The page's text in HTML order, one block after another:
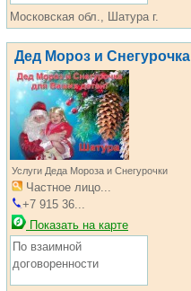
Московская обл., Шатура г.
Дед Мороз и Снегурочка
Услуги Деда Мороза и Снегурочки
Частное лицо...
+7 915 36...
Показать на карте
По взаимной
договоренности